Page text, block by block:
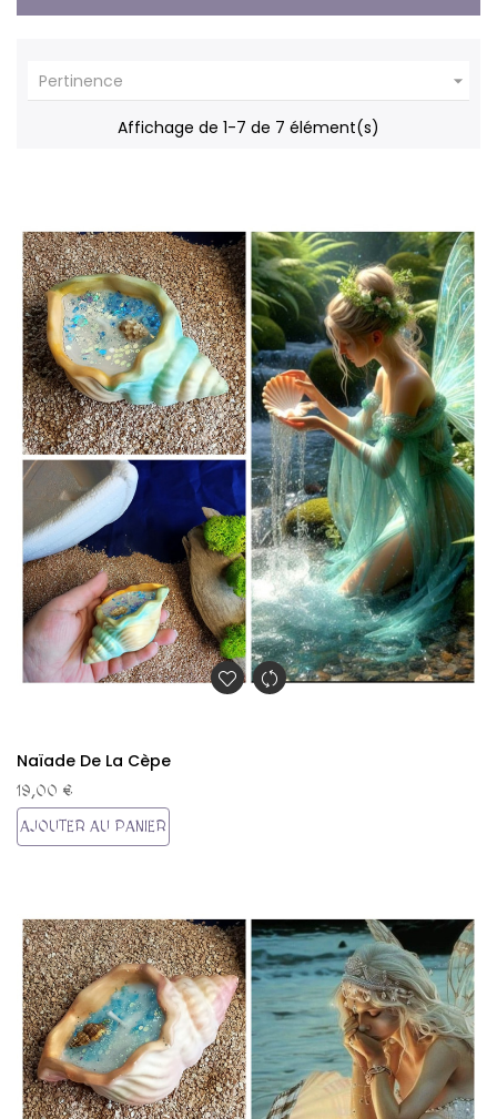
Pertinence 
Affichage de 1-7 de 7 élément(s)
Naïade De La Cèpe
19,00 €
AJOUTER AU PANIER